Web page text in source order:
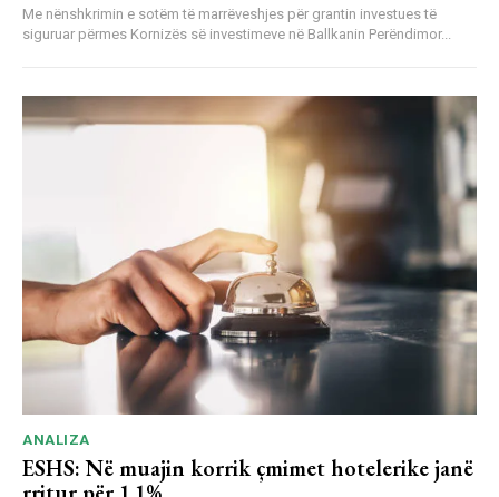
Me nënshkrimin e sotëm të marrëveshjes për grantin investues të
siguruar përmes Kornizës së investimeve në Ballkanin Perëndimor...
ANALIZA
ESHS: Në muajin korrik çmimet hotelerike janë